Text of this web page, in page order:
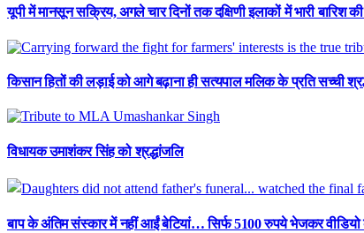
यूपी में मानसून सक्रिय, अगले चार दिनों तक दक्षिणी इलाकों में भारी बारिश
किसान हितों की लड़ाई को आगे बढ़ाना ही सत्यपाल मलिक के प्रति सच्ची
विधायक उमाशंकर सिंह को श्रद्धांजलि
बाप के अंतिम संस्कार में नहीं आईं बेटियां… सिर्फ 5100 रुपये भेजकर वीडियो